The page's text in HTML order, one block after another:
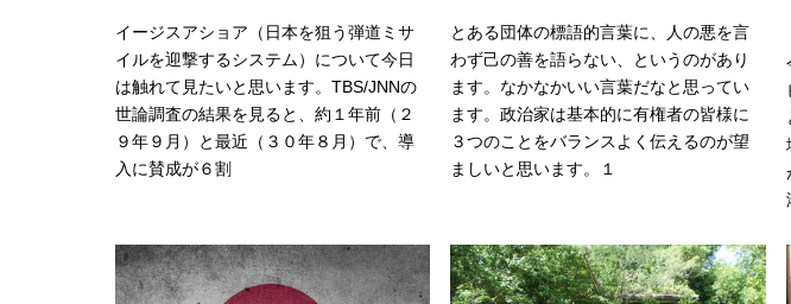
イージスアショア（日本を狙う弾道ミサ
イルを迎撃するシステム）について今日
は触れて見たいと思います。TBS/JNNの
世論調査の結果を見ると、約１年前（２
９年９月）と最近（３０年８月）で、導
入に賛成が６割
とある団体の標語的言葉に、人の悪を言
わず己の善を語らない、というのがあり
ます。なかなかいい言葉だなと思ってい
ます。政治家は基本的に有権者の皆様に
３つのことをバランスよく伝えるのが望
ましいと思います。１